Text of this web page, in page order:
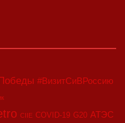
#ВизитСиВРоссию
CIIE COVID-19 G20 АТЭС